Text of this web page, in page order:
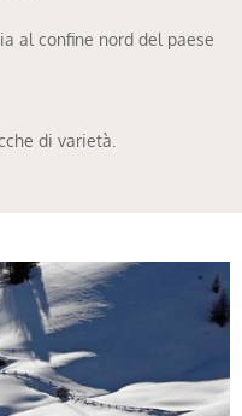
al confine nord del paese
di varietà.